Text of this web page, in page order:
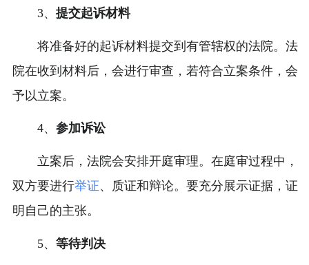
3、 提交起诉材料
将准备好的起诉材料提交到有管辖权的法院。法
院在收到材料后，会进行审查，若符合立案条件，会
予以立案。
4、 参加诉讼
立案后，法院会安排开庭审理。在庭审过程中，
双方要进行举证、质证和辩论。要充分展示证据，证
明自己的主张。
5、 等待判决